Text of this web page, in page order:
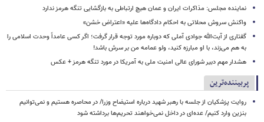
نماینده مجلس: مذاکرات ایران و عمان هیچ ارتباطی به بازگشایی تنگه هرمز ندارد
واکنش سروش محلاتی به احکام دادگاه‌ها علیه «اعتراض خشن»
گفتاری از آیت‌الله جوادی آملی که دوباره مورد توجه قرار گرفت؛ اگر کسی عامداً وحدت اسلامی را
به هم می‌زند، با او مبارزه کنید، ولو عمامه من بر سرش باشد!
هشدار مهم دبیر شورای عالی امنیت ملی به آمریکا در مورد تنگه هرمز + عکس
پربیننده‌ترین
روایت پزشکیان از جلسه با رهبر شهید درباره استیضاح وزرا/ در محاصره هستیم و نمی‌توانیم
بنزین وارد کنیم/ عده‌ای در داخل نمی‌خواهند تحریم‌ها برداشته شود